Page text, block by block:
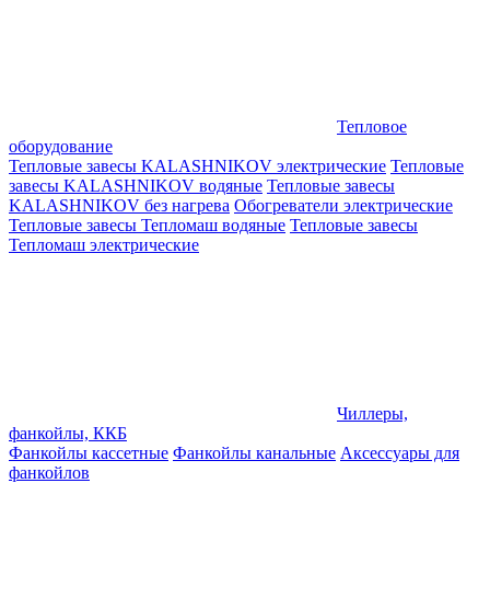
Тепловое
оборудование
Тепловые завесы KALASHNIKOV электрические Тепловые
завесы KALASHNIKOV водяные Тепловые завесы
KALASHNIKOV без нагрева Обогреватели электрические
Тепловые завесы Тепломаш водяные Тепловые завесы
Тепломаш электрические
Чиллеры,
фанкойлы, ККБ
Фанкойлы кассетные Фанкойлы канальные Аксессуары для
фанкойлов